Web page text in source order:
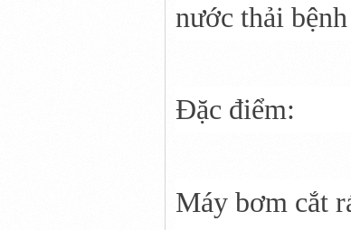
nước thải
Đặc điểm:
Máy bơm cắt